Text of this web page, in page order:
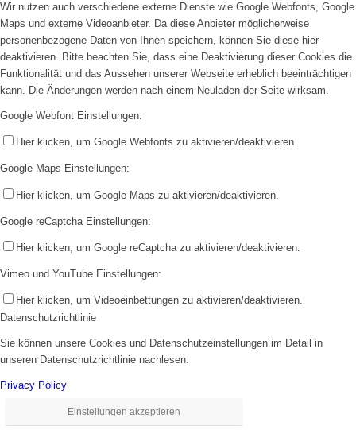
Wir nutzen auch verschiedene externe Dienste wie Google Webfonts, Google
Maps und externe Videoanbieter. Da diese Anbieter möglicherweise
personenbezogene Daten von Ihnen speichern, können Sie diese hier
deaktivieren. Bitte beachten Sie, dass eine Deaktivierung dieser Cookies die
Funktionalität und das Aussehen unserer Webseite erheblich beeinträchtigen
kann. Die Änderungen werden nach einem Neuladen der Seite wirksam.
Google Webfont Einstellungen:
Hier klicken, um Google Webfonts zu aktivieren/deaktivieren.
Google Maps Einstellungen:
Hier klicken, um Google Maps zu aktivieren/deaktivieren.
Google reCaptcha Einstellungen:
Hier klicken, um Google reCaptcha zu aktivieren/deaktivieren.
Vimeo und YouTube Einstellungen:
Hier klicken, um Videoeinbettungen zu aktivieren/deaktivieren.
Datenschutzrichtlinie
Sie können unsere Cookies und Datenschutzeinstellungen im Detail in
unseren Datenschutzrichtlinie nachlesen.
Privacy Policy
Einstellungen akzeptieren